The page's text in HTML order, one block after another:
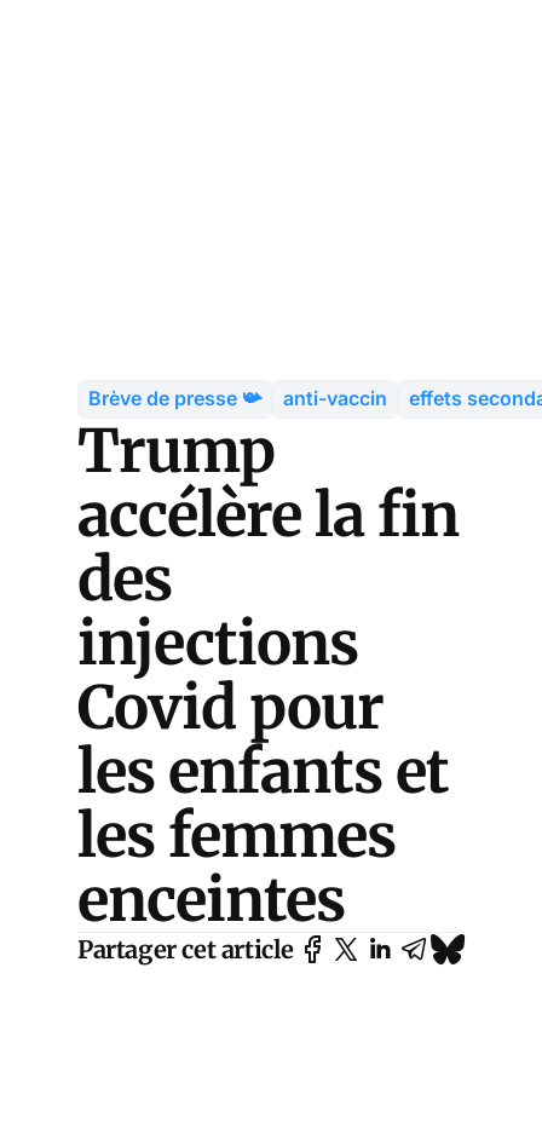
Brève de presse 📯 anti-vaccin effets
Trump
accélère la fin
des
injections
Covid pour
les enfants et
les femmes
enceintes
Partager cet article